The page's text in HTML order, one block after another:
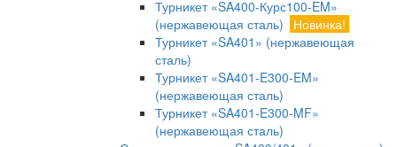
Турникет «SA400-Курс100-EM»
(нержавеющая сталь)
Новинка!
Турникет «SA401» (нержавеющая
сталь)
Турникет «SA401-E300-EM»
(нержавеющая сталь)
Турникет «SA401-E300-MF»
(нержавеющая сталь)